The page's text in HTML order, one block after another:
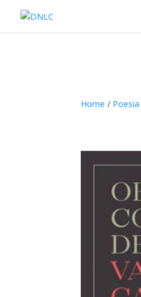
Home / Poesia